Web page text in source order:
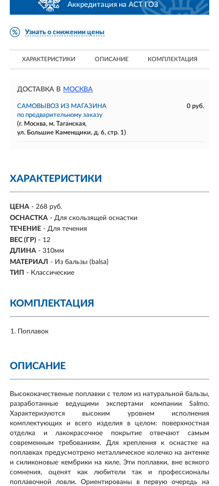
Аккредитация на АСТ ГОЗ
Узнать о снижении цены
ХАРАКТЕРИСТИКИ ОПИСАНИЕ КОМПЛЕКТАЦИЯ
ДОСТАВКА В МОСКВА
САМОВЫВОЗ ИЗ МАГАЗИНА
0 руб.
по предварительному заказу
(г. Москва, м. Таганская,
ул. Большие Каменщики, д. 6, стр. 1)
ХАРАКТЕРИСТИКИ
ЦЕНА - 268 руб.
ОСНАСТКА - Для скользящей оснастки
ТЕЧЕНИЕ - Для течения
ВЕС (ГР) - 12
ДЛИНА - 310мм
МАТЕРИАЛ - Из бальзы (balsa)
ТИП - Классические
КОМПЛЕКТАЦИЯ
Поплавок
ОПИСАНИЕ
Высококачественые поплавки с телом из натуральной бальзы,
разработанные ведущими экспертами компании Salmo.
Характеризуются высоким уровнем исполнения
комплектующих и всего изделия в целом: поверхностная
отделка и лакокрасочное покрытие отвечают самым
современным требованиям. Для крепления к оснастке на
поплавках предусмотрено металлическое колечко на антенке
и силиконовые кембрики на киле. Эти поплавки, вне всякого
сомнения, оценят как любители так и профессионалы
поплавочной ловли. Ориентированы в первую очередь на